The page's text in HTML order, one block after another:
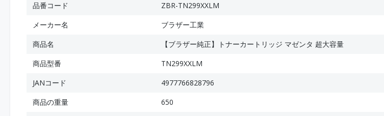
品番コード
ZBR-TN299XXLM
メーカー名
ブラザー工業
商品名
【ブラザー純正】トナーカートリッジ マゼンタ 超大容量
商品型番
TN299XXLM
JANコード
4977766828796
商品の重量
650